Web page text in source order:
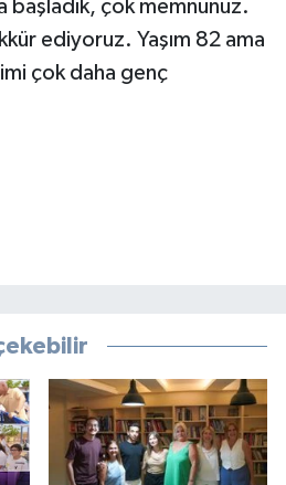
başladık, çok memnunuz.
ediyoruz. Yaşım 82 ama
çok daha genç